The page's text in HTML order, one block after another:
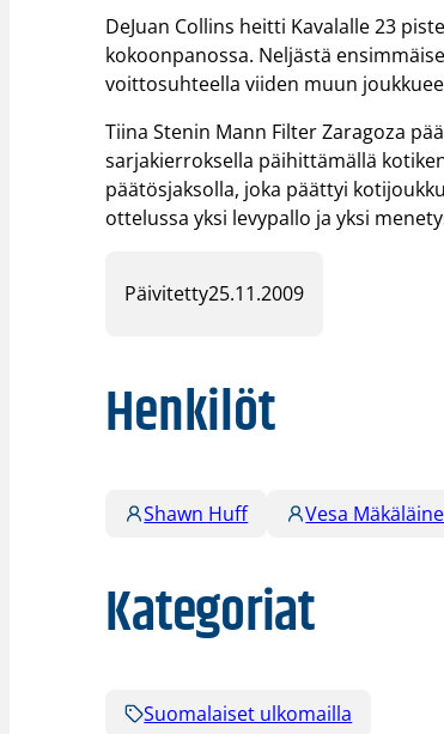
DeJuan Collins heitti Kavalalle 23
kokoonpanossa. Neljästä
voittosuhteella viiden muun
Tiina Stenin Mann Filter Zaragoza
sarjakierroksella päihittämällä
päätösjaksolla, joka päättyi
ottelussa yksi levypallo ja yksi
Päivitetty25.11.2009
Henkilöt
Shawn Huff Vesa
Kategoriat
Suomalaiset ulkomailla